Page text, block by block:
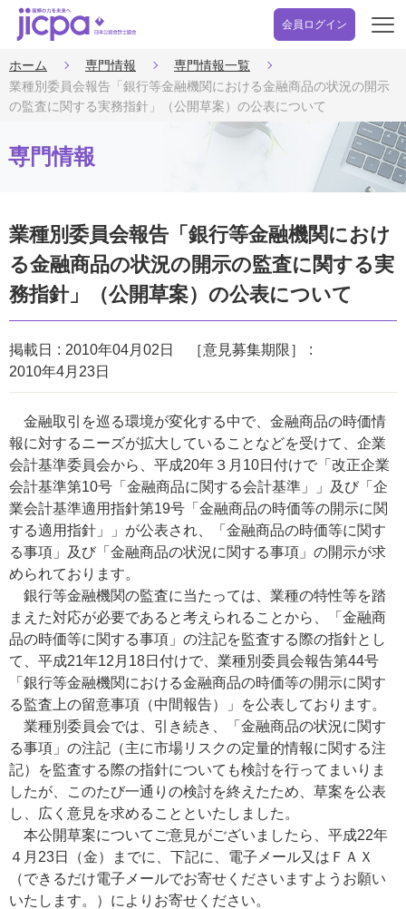
会員ログイン
開
ホーム 専門情報
専門情報一覧
業種別委員会報告「銀行等金融機関における金融商品の状況の開示
の監査に関する実務指針」（公開草案）の公表について
専門情報
業種別委員会報告「銀行等金融機関におけ
る金融商品の状況の開示の監査に関する実
務指針」（公開草案）の公表について
掲載日 2010年04月02日
［意見募集期限］
2010年4月23日
金融取引を巡る環境が変化する中で、金融商品の時価情
報に対するニーズが拡大していることなどを受けて、企業
会計基準委員会から、平成20年３月10日付けで「改正企業
会計基準第10号「金融商品に関する会計基準」」及び「企
業会計基準適用指針第19号「金融商品の時価等の開示に関
する適用指針」」が公表され、「金融商品の時価等に関す
る事項」及び「金融商品の状況に関する事項」の開示が求
められております。
銀行等金融機関の監査に当たっては、業種の特性等を踏
まえた対応が必要であると考えられることから、「金融商
品の時価等に関する事項」の注記を監査する際の指針とし
て、平成21年12月18日付けで、業種別委員会報告第44号
「銀行等金融機関における金融商品の時価等の開示に関す
る監査上の留意事項（中間報告）」を公表しております。
業種別委員会では、引き続き、「金融商品の状況に関す
る事項」の注記（主に市場リスクの定量的情報に関する注
記）を監査する際の指針についても検討を行ってまいりま
したが、このたび一通りの検討を終えたため、草案を公表
し、広く意見を求めることといたしました。
本公開草案についてご意見がございましたら、平成22年
４月23日（金）までに、下記に、電子メール又はＦＡＸ
（できるだけ電子メールでお寄せくださいますようお願い
いたします。）によりお寄せください。